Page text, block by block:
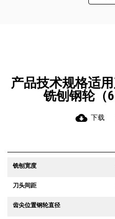
产品技术规格适
铣刨钢轮（6
cloud_download 下载
铣刨宽度
刀头间距
齿尖位置钢轮直径